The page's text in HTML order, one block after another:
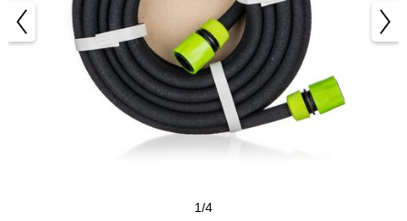
1/4